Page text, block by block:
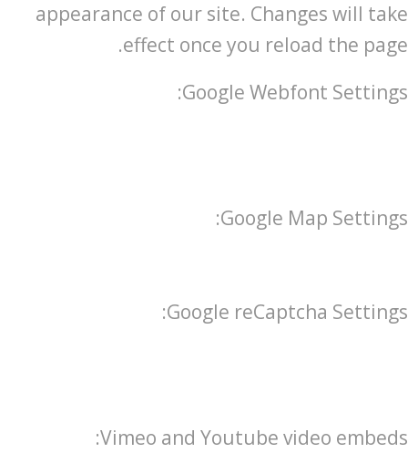
appearance of our site. Changes will take
effect once you reload the page.
Google Webfont Settings:
Google Map Settings:
Google reCaptcha Settings:
Vimeo and Youtube video embeds: